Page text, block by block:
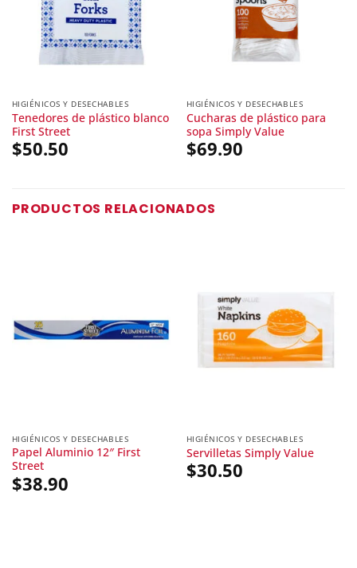
HIGIÉNICOS Y DESECHABLES
Tenedores de plástico blanco
First Street
$50.50
HIGIÉNICOS Y DESECHABLES
Cucharas de plástico para
sopa Simply Value
$69.90
PRODUCTOS RELACIONADOS
HIGIÉNICOS Y DESECHABLES
Papel Aluminio 12″ First
Street
$38.90
HIGIÉNICOS Y DESECHABLES
Servilletas Simply Value
$30.50